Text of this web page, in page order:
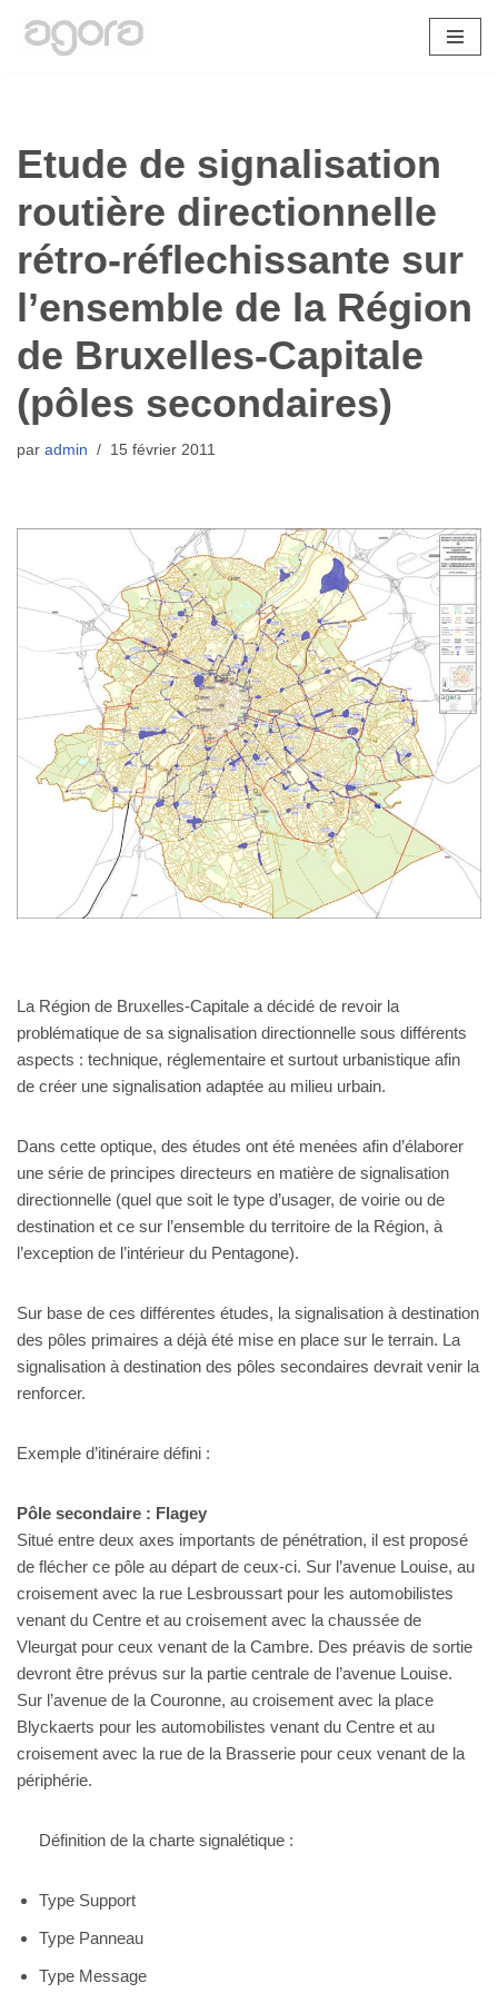
Etude de signalisation
routière directionnelle
rétro-réflechissante sur
l’ensemble de la Région
de Bruxelles-Capitale
(pôles secondaires)
par admin 15 février 2011
La Région de Bruxelles-Capitale a décidé de revoir la
problématique de sa signalisation directionnelle sous différents
aspects : technique, réglementaire et surtout urbanistique afin
de créer une signalisation adaptée au milieu urbain.
Dans cette optique, des études ont été menées afin d’élaborer
une série de principes directeurs en matière de signalisation
directionnelle (quel que soit le type d’usager, de voirie ou de
destination et ce sur l’ensemble du territoire de la Région, à
l’exception de l’intérieur du Pentagone).
Sur base de ces différentes études, la signalisation à destination
des pôles primaires a déjà été mise en place sur le terrain. La
signalisation à destination des pôles secondaires devrait venir la
renforcer.
Exemple d’itinéraire défini :
Pôle secondaire : Flagey
Situé entre deux axes importants de pénétration, il est proposé
de flécher ce pôle au départ de ceux-ci. Sur l’avenue Louise, au
croisement avec la rue Lesbroussart pour les automobilistes
venant du Centre et au croisement avec la chaussée de
Vleurgat pour ceux venant de la Cambre. Des préavis de sortie
devront être prévus sur la partie centrale de l’avenue Louise.
Sur l’avenue de la Couronne, au croisement avec la place
Blyckaerts pour les automobilistes venant du Centre et au
croisement avec la rue de la Brasserie pour ceux venant de la
périphérie.
Définition de la charte signalétique :
Type Support
Type Panneau
Type Message